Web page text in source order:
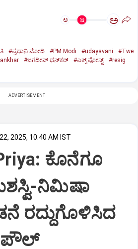
ಅ ಅ
#ಪ್ರಧಾನಿ ಮೋದಿ #PM Modi #udayavani
#Twe
#ಜಗದೀಪ್‌ ಧನ್‌ಕರ್‌ #ಎಕ್ಸ್‌ ಪೋಸ್ಟ್
#resig
ADVERTISEMENT
2025, 10:40 AM IST
ಕೊನೆಗೂ
ನಿಮಿಷಾ
ರದ್ದುಗೊಳಿಸಿದ
ಪೌಲ್